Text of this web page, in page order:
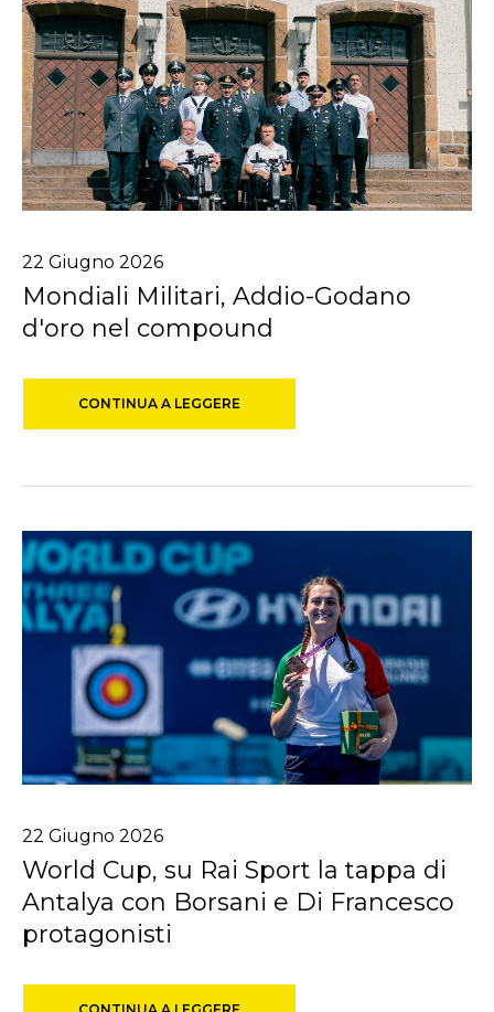
22 Giugno 2026
Mondiali Militari, Addio-Godano
d'oro nel compound
CONTINUA A LEGGERE
22 Giugno 2026
World Cup, su Rai Sport la tappa di
Antalya con Borsani e Di Francesco
protagonisti
CONTINUA A LEGGERE